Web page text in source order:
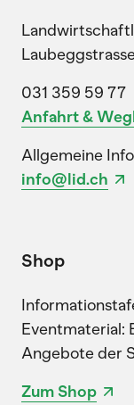
031 359 59 77
Anfahrt &
Allgemeine
info@lid.ch
Shop
Eventmaterial:
Angebote der
Zum Shop